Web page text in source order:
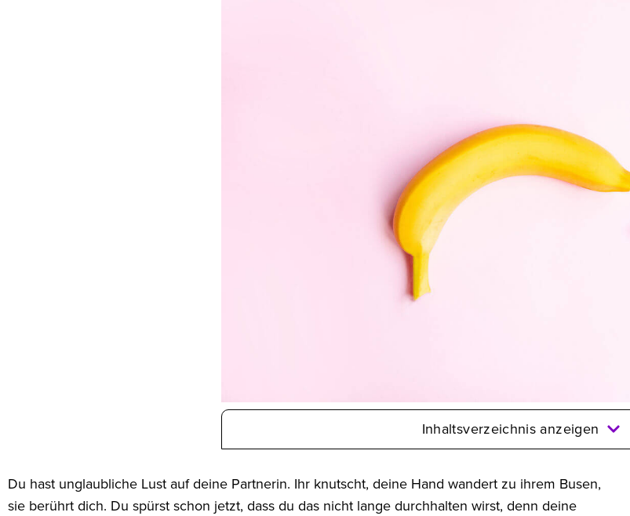
Inhaltsverzeichnis anzeigen
Du hast unglaubliche Lust auf deine Partnerin. Ihr knutscht, deine Hand wandert zu ihrem Busen,
sie berührt dich. Du spürst schon jetzt, dass du das nicht lange durchhalten wirst, denn deine